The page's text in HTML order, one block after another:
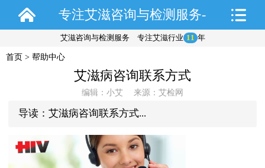
专注艾滋咨询与检测服务-
艾检网
艾滋咨询与检测服务 专注艾滋行业 11 年
首页 > 帮助中心
艾滋病咨询联系方式
编辑：小艾 来源：艾检网
导读：艾滋病咨询联系方式...